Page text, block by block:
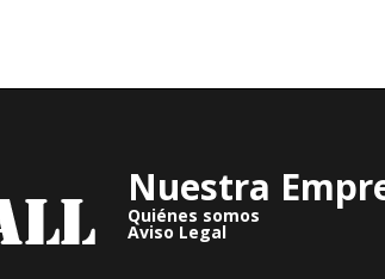
Nuestra
Quiénes somos
Aviso Legal